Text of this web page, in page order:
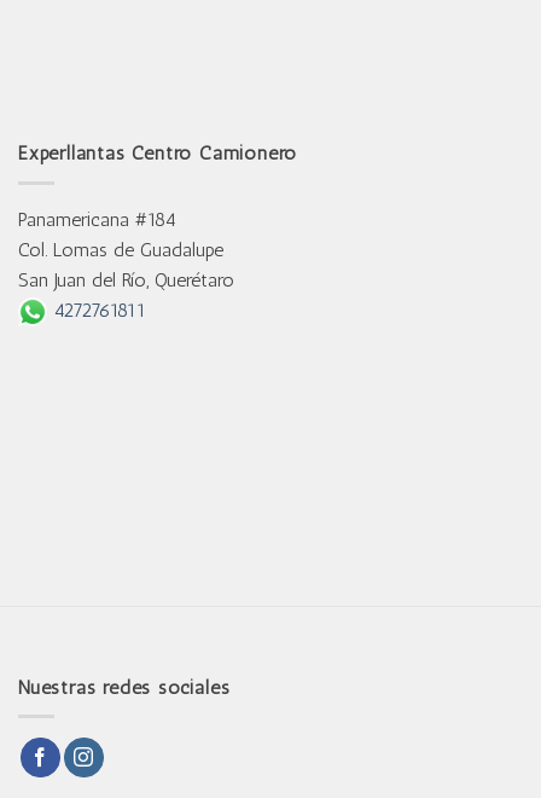
Experllantas Centro Camionero
Panamericana #184
Col. Lomas de Guadalupe
San Juan del Río, Querétaro
4272761811
Nuestras redes sociales